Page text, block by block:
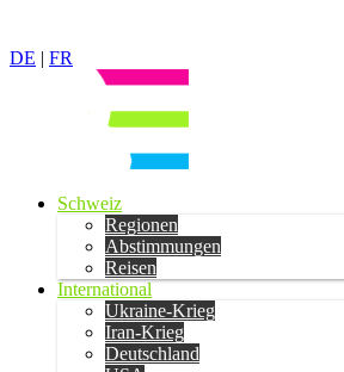
DE | FR
Schweiz
Regionen
Abstimmungen
Reisen
International
Ukraine-Krieg
Iran-Krieg
Deutschland